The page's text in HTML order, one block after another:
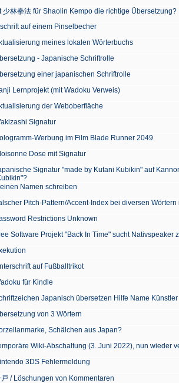
少林拳法 für Shaolin Kempo die richtige Übersetzung?
auf einem Pinselbecher
meines lokalen Wörterbuchs
- Japanische Schriftrolle
einer japanischen Schriftrolle
Lernprojekt (mit Wadoku Verweis)
der Weboberfläche
Signatur
Werbung im Film Blade Runner 2049
Dose mit Signatur
Signatur "made by Kutani Kubikin" auf
Namen schreiben
Pitch-Pattern/Accent-Index bei diversen
Restrictions Unknown
Software Projekt "Back In Time" sucht Nativspeaker
auf Fußballtrikot
für Kindle
Japanisch übersetzen Hilfe Name
von 3 Wörtern
Schälchen aus Japan?
Wiki-Abschaltung (3. Juni 2022), nun wieder
3DS Fehlermeldung
戸 / Löschungen von Kommentaren